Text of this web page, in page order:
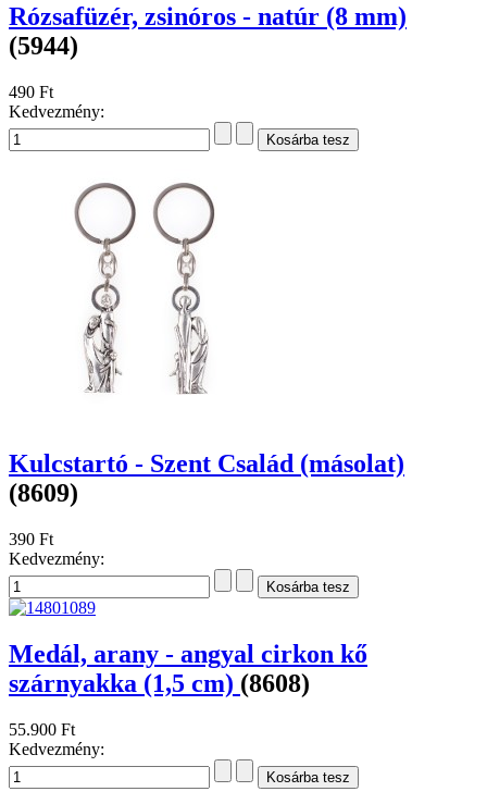
Rózsafüzér, zsinóros - natúr (8 mm)
(5944)
490 Ft
Kedvezmény:
Kulcstartó - Szent Család (másolat)
(8609)
390 Ft
Kedvezmény:
Medál, arany - angyal cirkon kő
szárnyakka (1,5 cm) (8608)
55.900 Ft
Kedvezmény: